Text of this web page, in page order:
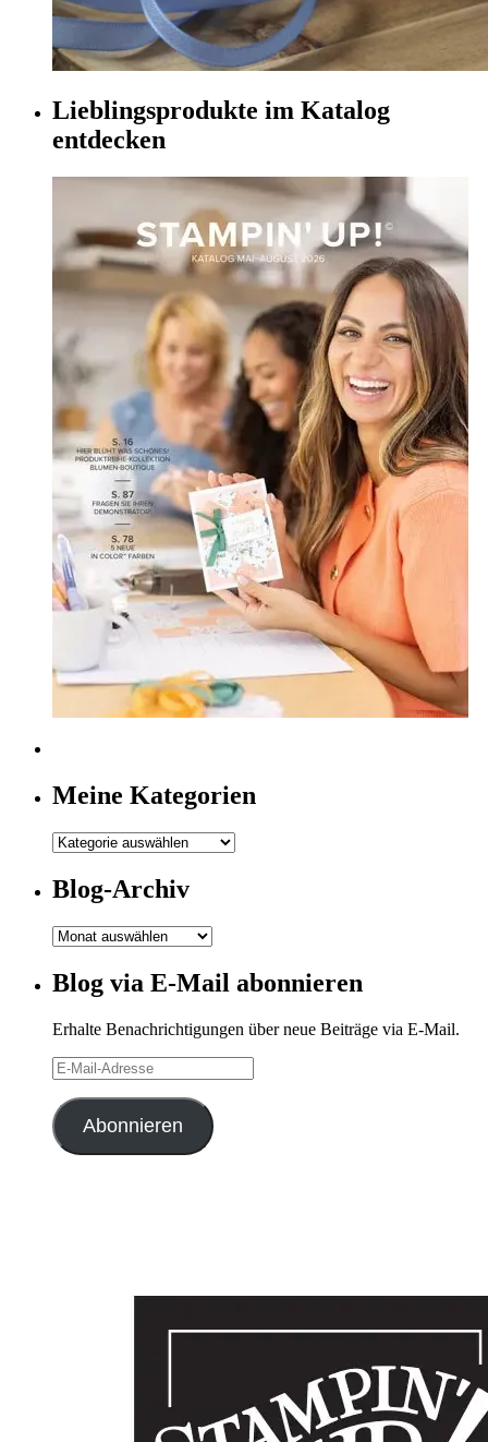
Lieblingsprodukte im Katalog
entdecken
Meine Kategorien
Meine
Blog-Archiv
Blog-
Blog via E-Mail abonnieren
Erhalte Benachrichtigungen über neue Beiträge via E-Mail.
E-
Mail-
Adresse
Abonnieren